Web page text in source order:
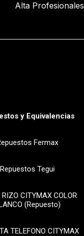
Alta Profesionales
y Equivalencias
Fermax
Repuestos Tegui
RIZO CITYMAX COLOR
(Repuesto)
TELEFONO CITYMAX